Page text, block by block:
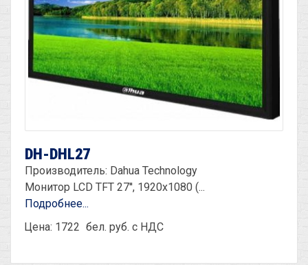
DH-DHL27
Производитель: Dahua Technology
Монитор LCD TFT 27'', 1920х1080 (...
Подробнее...
Цена: 1722 бел. руб. с НДС